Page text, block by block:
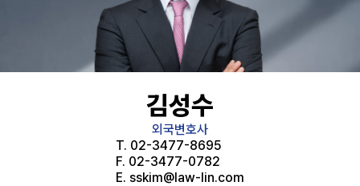
김성수
외국변호사
T. 02-3477-8695
F. 02-3477-0782
E. sskim@law-lin.com